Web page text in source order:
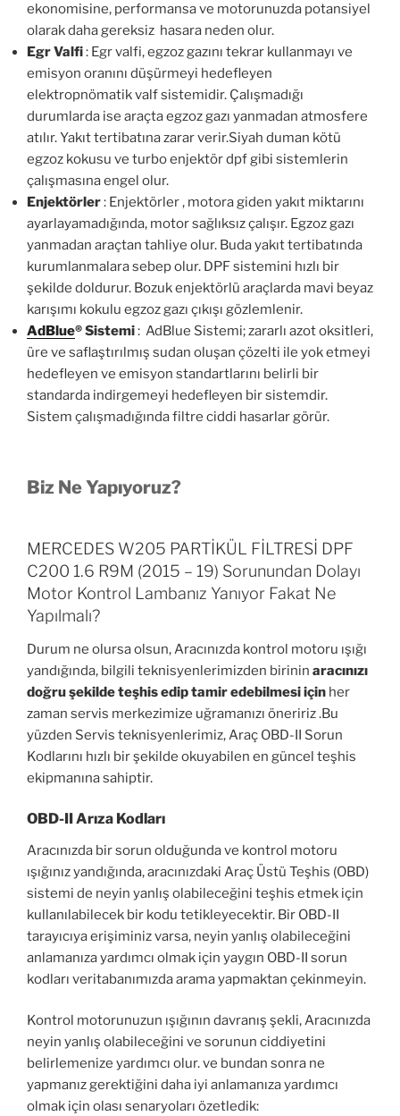
ekonomisine, performansa ve motorunuzda potansiyel
olarak daha gereksiz hasara neden olur.
Egr Valfi: Egr valfi, egzoz gazını tekrar kullanmayı ve
emisyon oranını düşürmeyi hedefleyen
elektropnömatik valf sistemidir. Çalışmadığı
durumlarda ise araçta egzoz gazı yanmadan atmosfere
atılır. Yakıt tertibatına zarar verir.Siyah duman kötü
egzoz kokusu ve turbo enjektör dpf gibi sistemlerin
çalışmasına engel olur.
Enjektörler: Enjektörler , motora giden yakıt miktarını
ayarlayamadığında, motor sağlıksız çalışır. Egzoz gazı
yanmadan araçtan tahliye olur. Buda yakıt tertibatında
kurumlanmalara sebep olur. DPF sistemini hızlı bir
şekilde doldurur. Bozuk enjektörlü araçlarda mavi beyaz
karışımı kokulu egzoz gazı çıkışı gözlemlenir.
AdBlue®Sistemi: AdBlue Sistemi; zararlı azot oksitleri,
üre ve saflaştırılmış sudan oluşan çözelti ile yok etmeyi
hedefleyen ve emisyon standartlarını belirli bir
standarda indirgemeyi hedefleyen bir sistemdir.
Sistem çalışmadığında filtre ciddi hasarlar görür.
Biz Ne Yapıyoruz?
MERCEDES W205 PARTİKÜL FİLTRESİ DPF
C200 1.6 R9M (2015 – 19) Sorunundan Dolayı
Motor Kontrol Lambanız Yanıyor Fakat Ne
Yapılmalı?
Durum ne olursa olsun, Aracınızda kontrol motoru ışığı
yandığında, bilgili teknisyenlerimizden birinin aracınızı
doğru şekilde teşhis edip tamir edebilmesi için her
zaman servis merkezimize uğramanızı öneririz .Bu
yüzden Servis teknisyenlerimiz, Araç OBD-II Sorun
Kodlarını hızlı bir şekilde okuyabilen en güncel teşhis
ekipmanına sahiptir.
OBD-II Arıza Kodları
Aracınızda bir sorun olduğunda ve kontrol motoru
ışığınız yandığında, aracınızdaki Araç Üstü Teşhis (OBD)
sistemi de neyin yanlış olabileceğini teşhis etmek için
kullanılabilecek bir kodu tetikleyecektir. Bir OBD-II
tarayıcıya erişiminiz varsa, neyin yanlış olabileceğini
anlamanıza yardımcı olmak için yaygın OBD-II sorun
kodları veritabanımızda arama yapmaktan çekinmeyin.
Kontrol motorunuzun ışığının davranış şekli, Aracınızda
neyin yanlış olabileceğini ve sorunun ciddiyetini
belirlemenize yardımcı olur. ve bundan sonra ne
yapmanız gerektiğini daha iyi anlamanıza yardımcı
olmak için olası senaryoları özetledik: